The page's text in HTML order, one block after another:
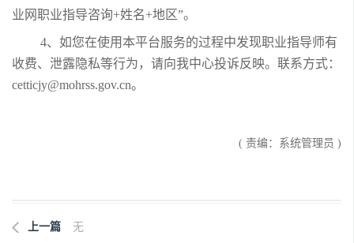
业网职业指导咨询+姓名+地区”。
4、如您在使用本平台服务的过程中发现职业指导师有
收费、泄露隐私等行为，请向我中心投诉反映。联系方式：
cetticjy@mohrss.gov.cn。
( 责编：系统管理员 )
上一篇 无